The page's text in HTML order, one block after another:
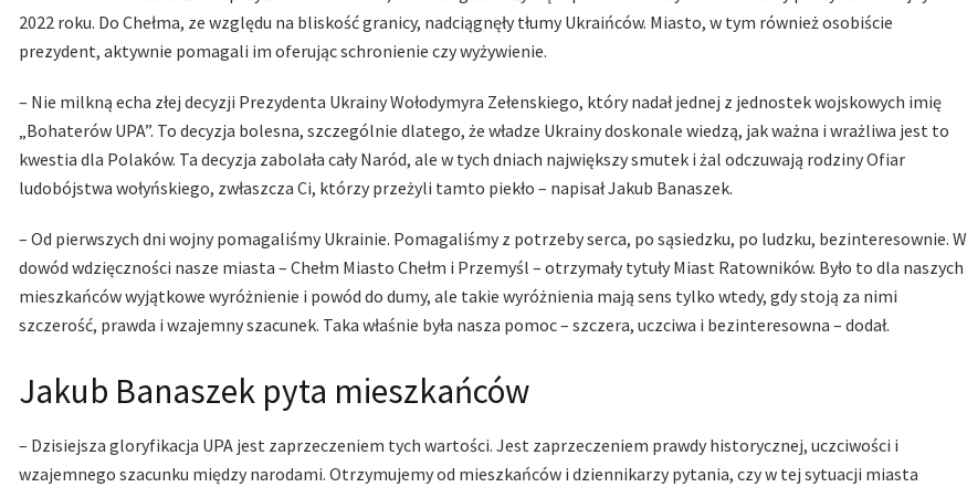
2022 roku. Do Chełma, ze względu na bliskość granicy, nadciągnęły tłumy Ukraińców. Miasto, w tym również osobiście
prezydent, aktywnie pomagali im oferując schronienie czy wyżywienie.
– Nie milkną echa złej decyzji Prezydenta Ukrainy Wołodymyra Zełenskiego, który nadał jednej z jednostek wojskowych imię
„Bohaterów UPA”. To decyzja bolesna, szczególnie dlatego, że władze Ukrainy doskonale wiedzą, jak ważna i wrażliwa jest to
kwestia dla Polaków. Ta decyzja zabolała cały Naród, ale w tych dniach największy smutek i żal odczuwają rodziny Ofiar
ludobójstwa wołyńskiego, zwłaszcza Ci, którzy przeżyli tamto piekło – napisał Jakub Banaszek.
– Od pierwszych dni wojny pomagaliśmy Ukrainie. Pomagaliśmy z potrzeby serca, po sąsiedzku, po ludzku, bezinteresownie. W
dowód wdzięczności nasze miasta – Chełm Miasto Chełm i Przemyśl – otrzymały tytuły Miast Ratowników. Było to dla naszych
mieszkańców wyjątkowe wyróżnienie i powód do dumy, ale takie wyróżnienia mają sens tylko wtedy, gdy stoją za nimi
szczerość, prawda i wzajemny szacunek. Taka właśnie była nasza pomoc – szczera, uczciwa i bezinteresowna – dodał.
Jakub Banaszek pyta mieszkańców
– Dzisiejsza gloryfikacja UPA jest zaprzeczeniem tych wartości. Jest zaprzeczeniem prawdy historycznej, uczciwości i
wzajemnego szacunku między narodami. Otrzymujemy od mieszkańców i dziennikarzy pytania, czy w tej sytuacji miasta